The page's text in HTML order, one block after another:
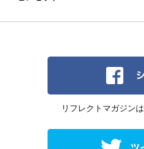
リフレクトマガジンは